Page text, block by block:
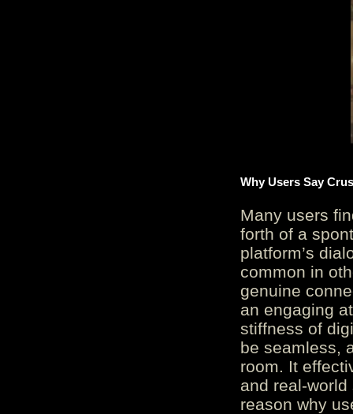
Why Users Say
Many users
forth of a
platform’s
common in
genuine
an engaging
stiffness of
be seamless,
room. It
and real-
reason why